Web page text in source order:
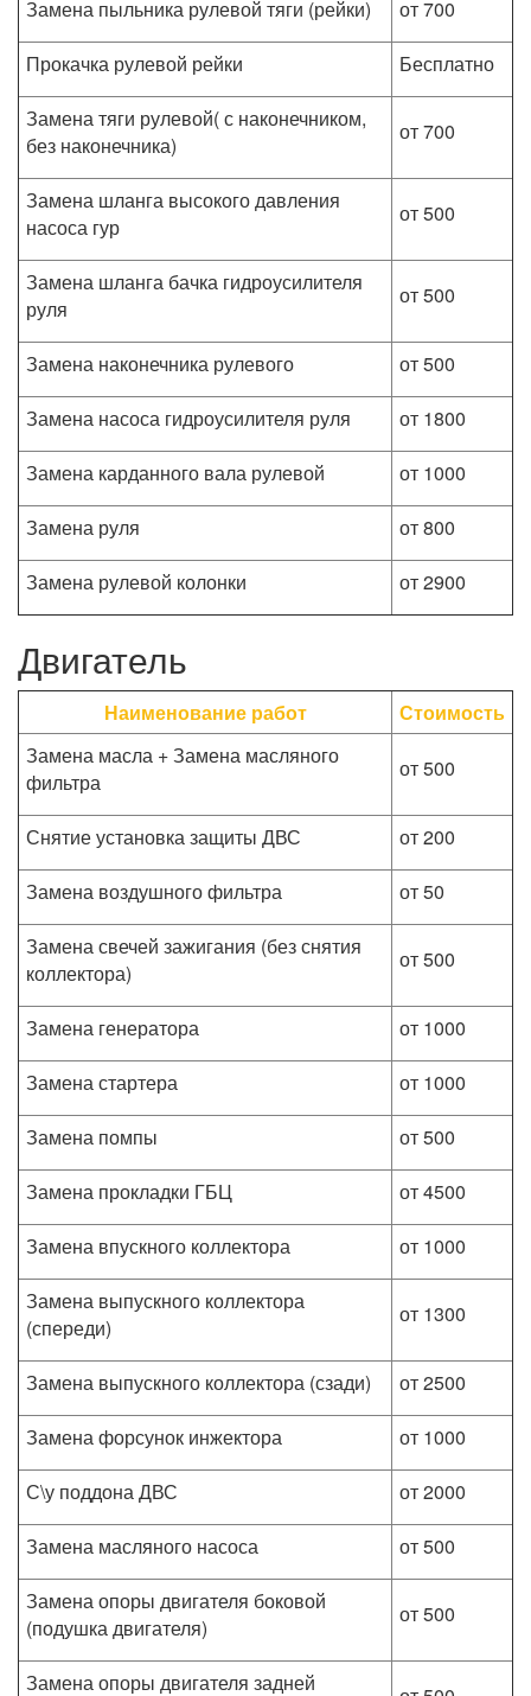
Замена пыльника рулевой тяги (рейки)
от 700
Прокачка рулевой рейки
Бесплатно
Замена тяги рулевой( с наконечником,
без наконечника)
от 700
Замена шланга высокого давления
насоса гур
от 500
Замена шланга бачка гидроусилителя
руля
от 500
Замена наконечника рулевого
от 500
Замена насоса гидроусилителя руля
от 1800
Замена карданного вала рулевой
от 1000
Замена руля
от 800
Замена рулевой колонки
от 2900
Двигатель
Наименование работ
Стоимость
Замена масла + Замена масляного
фильтра
от 500
Снятие установка защиты ДВС
от 200
Замена воздушного фильтра
от 50
Замена свечей зажигания (без снятия
коллектора)
от 500
Замена генератора
от 1000
Замена стартера
от 1000
Замена помпы
от 500
Замена прокладки ГБЦ
от 4500
Замена впускного коллектора
от 1000
Замена выпускного коллектора
(спереди)
от 1300
Замена выпускного коллектора (сзади)
от 2500
Замена форсунок инжектора
от 1000
С\у поддона ДВС
от 2000
Замена масляного насоса
от 500
Замена опоры двигателя боковой
(подушка двигателя)
от 500
Замена опоры двигателя задней